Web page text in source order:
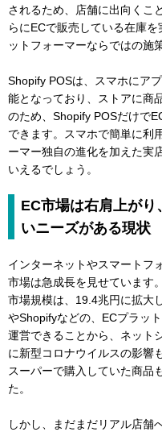
されるため、店舗に出向くこ
らにECで販売している在庫
ットフォーマーならではの施
Shopify POSは、スマホにア
能となっており、ストアに商
のため、Shopify POSだけで
できます。スマホで簡単に利
ーマー独自の進化を加えた実
いえるでしょう。
EC市場は右肩上が
いニーズがある現状
インターネットやスマートフ
市場は急成長を見せています
市場規模は、19.4兆円に拡大
やShopifyなどの、ECプラッ
運営できることから、ネット
に新型コロナウイルスの影響
スーパーで購入していた商品
た。
しかし、まだまだリアル店舗